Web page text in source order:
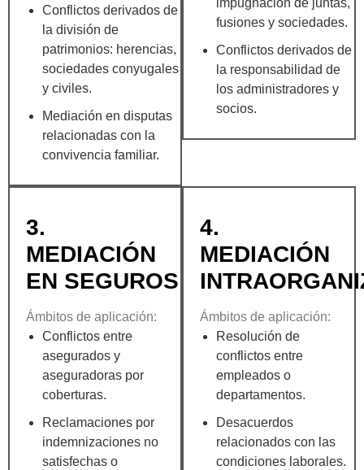
Conflictos derivados de
la división de
patrimonios: herencias,
sociedades conyugales
y civiles.
Mediación en disputas
relacionadas con la
convivencia familiar.
fusiones y sociedades.
Conflictos derivados de
la responsabilidad de
los administradores y
socios.
3.
MEDIACIÓN
EN SEGUROS
Ámbitos de aplicación:
Conflictos entre
asegurados y
aseguradoras por
coberturas.
Reclamaciones por
indemnizaciones no
satisfechas o
4.
MEDIACIÓN
Ámbitos de aplicación:
Resolución de
conflictos entre
empleados o
departamentos.
Desacuerdos
relacionados con las
condiciones laborales.